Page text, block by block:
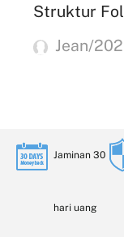
Struktur
Jean/
Jaminan 30
hari uang